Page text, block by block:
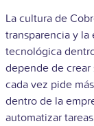
La cultura de
transparencia y la
tecnológica
depende de
cada vez pide
dentro de la
automatizar